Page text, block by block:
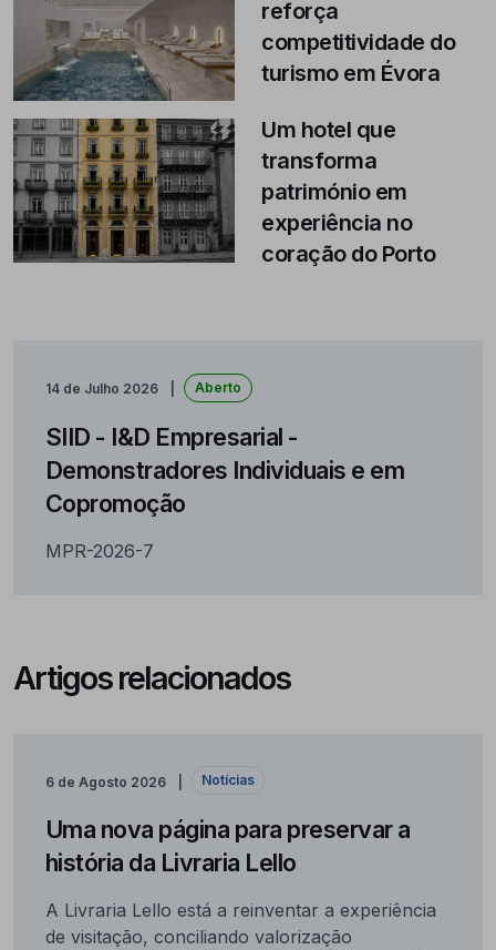
reforça
competitividade do
turismo em Évora
Um hotel que
transforma
património em
experiência no
coração do Porto
14 de Julho 2026 Aberto
SIID - I&D Empresarial -
Demonstradores Individuais e em
Copromoção
MPR-2026-7
Artigos relacionados
6 de Agosto 2026 Notícias
Uma nova página para preservar a
história da Livraria Lello
A Livraria Lello está a reinventar a experiência
de visitação, conciliando valorização